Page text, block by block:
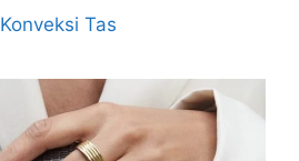
Konveksi Tas